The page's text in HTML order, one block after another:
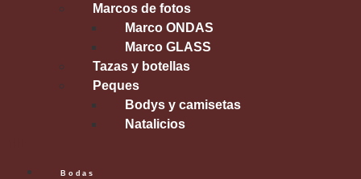
Marcos de fotos
Marco ONDAS
Marco GLASS
Tazas y botellas
Peques
Bodys y camisetas
Natalicios
Bodas